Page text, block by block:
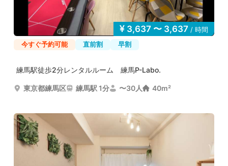
3,637 〜 3,637 / 時間
今すぐ予約可能
直前割 早割
練馬駅徒歩2分レンタルルーム 練馬P-Labo.
東京都練馬区 練馬駅 1分 〜30人 40m²